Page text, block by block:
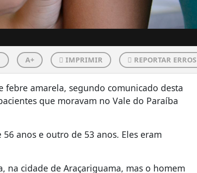
A+ IMPRIMIR REPORTAR ERROS
febre amarela, segundo comunicado desta
que moravam no Vale do Paraíba
anos e outro de 53 anos. Eles eram
na cidade de Araçariguama, mas o homem